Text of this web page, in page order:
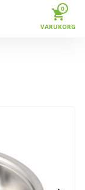
0
VARUKORG